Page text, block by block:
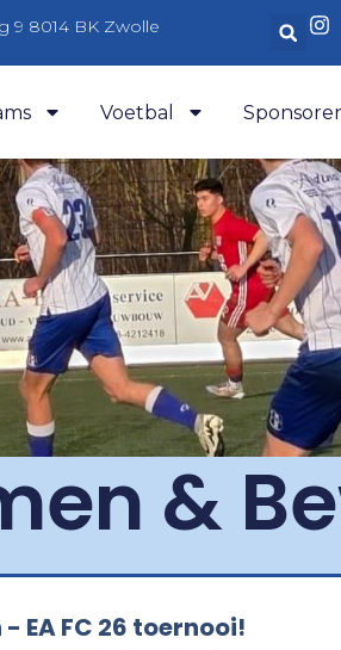
9 8014 BK Zwolle
Voetbal
&
EA FC 26 toernooi!